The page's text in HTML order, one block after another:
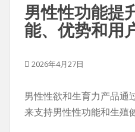
男性性功能提
能、优势和用
2026年4月27日
男性性欲和生育力产品通
来支持男性性功能和生殖